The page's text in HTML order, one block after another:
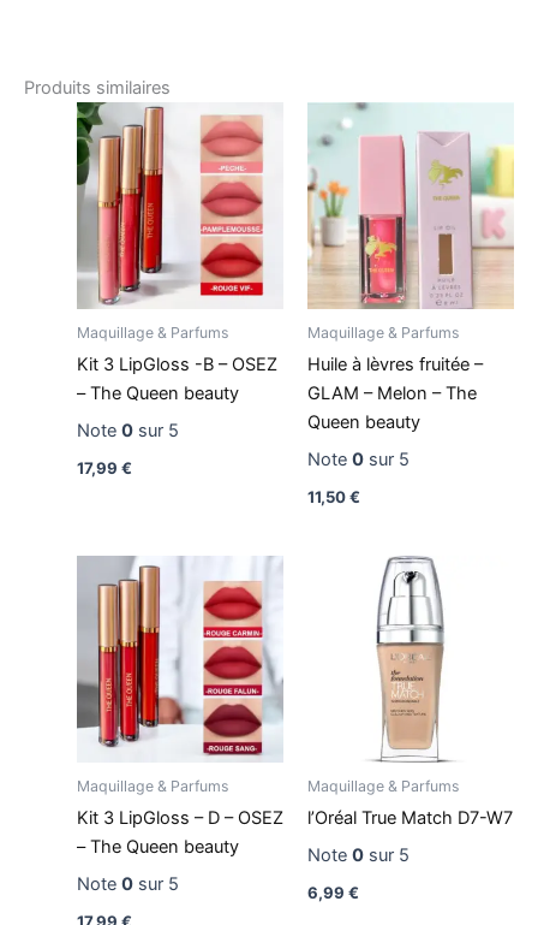
Produits similaires
Maquillage & Parfums
Kit 3 LipGloss -B – OSEZ
– The Queen beauty
Note 0sur 5
17,99 €
Maquillage & Parfums
Huile à lèvres fruitée –
GLAM – Melon – The
Queen beauty
Note 0sur 5
11,50€
Maquillage & Parfums
Kit 3 LipGloss – D – OSEZ
– The Queen beauty
Note 0sur 5
Maquillage & Parfums
l’Oréal True Match D7-W7
Note 0sur 5
6,99 €